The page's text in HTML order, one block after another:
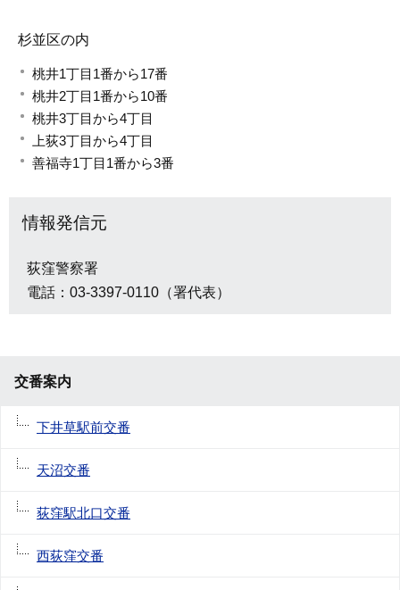
杉並区の内
桃井1丁目1番から17番
桃井2丁目1番から10番
桃井3丁目から4丁目
上荻3丁目から4丁目
善福寺1丁目1番から3番
情報発信元
荻窪警察署
電話：03-3397-0110（署代表）
交番案内
下井草駅前交番
天沼交番
荻窪駅北口交番
西荻窪交番